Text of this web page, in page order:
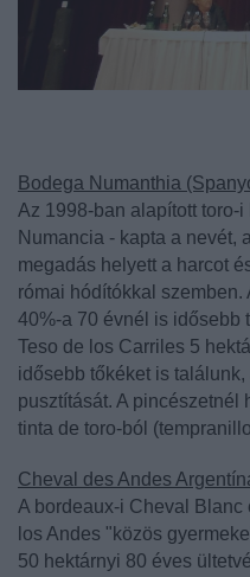
Bodega Numanthia
Az 1998-ban alapított toro-
Numancia - kapta a nevét,
megadás helyett a harcot
római hódítókkal
40%-a 70 évnél is idősebb
Teso de los Carriles 5
idősebb tőkéket is
pusztítását. A pincészetnél
tinta de toro-ból
Cheval des Andes
A bordeaux-i Cheval Blanc
los Andes "közös
50 hektárnyi 80 éves